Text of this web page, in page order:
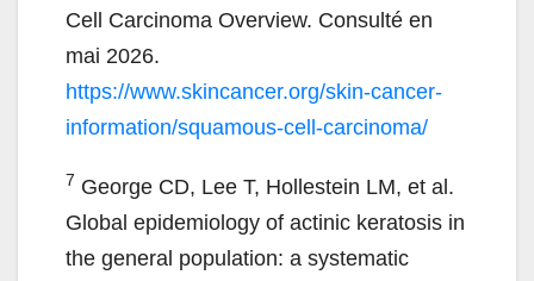
Cell Carcinoma Overview. Consulté en
mai 2026.
https://www.skincancer.org/skin-cancer-
information/squamous-cell-carcinoma/
7 George CD, Lee T, Hollestein LM, et al.
Global epidemiology of actinic keratosis in
the general population: a systematic